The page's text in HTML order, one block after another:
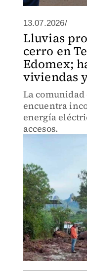
13.07.2026/
Lluvias
cerro en
Edomex;
viviendas
La comunidad
encuentra
energía
accesos.